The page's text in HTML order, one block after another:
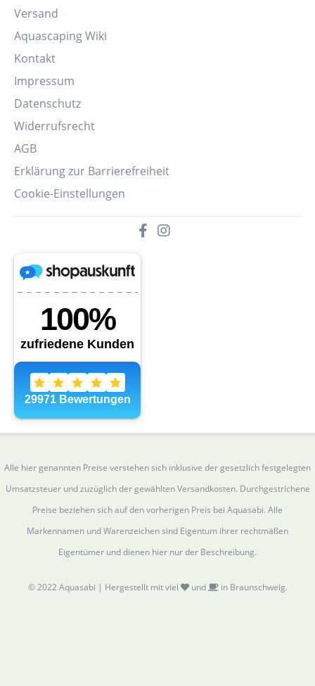
Versand
Aquascaping Wiki
Kontakt
Impressum
Datenschutz
Widerrufsrecht
AGB
Erklärung zur Barrierefreiheit
Cookie-Einstellungen
Alle hier genannten Preise verstehen sich inklusive der gesetzlich festgelegten
Umsatzsteuer und zuzüglich der gewählten Versandkosten. Durchgestrichene
Preise beziehen sich auf den vorherigen Preis bei Aquasabi. Alle
Markennamen und Warenzeichen sind Eigentum ihrer rechtmäßen
Eigentümer und dienen hier nur der Beschreibung.
© 2022 Aquasabi | Hergestellt mit viel und in Braunschweig.